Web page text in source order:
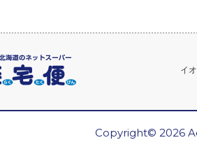
イ
Copyright© 2026